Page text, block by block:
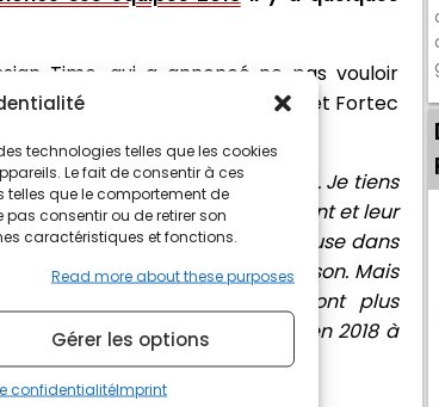
technologies telles que les cookies
Le fait de consentir à ces
que le comportement de
consentir ou de retirer son
caractéristiques et fonctions.
Read more about these purposes
Gérer les options
confidentialitéImprint
Time, qui a annoncé ne pas vouloir
Racing Engineering et Fortec
Time, seront sur la grille 2018. Je tiens
pour leur dévouement et leur
notre collaboration fructueuse dans
revenir en arrière cette saison. Mais
lorsque les conditions seront plus
limiter le nombre d'équipes en 2018 à